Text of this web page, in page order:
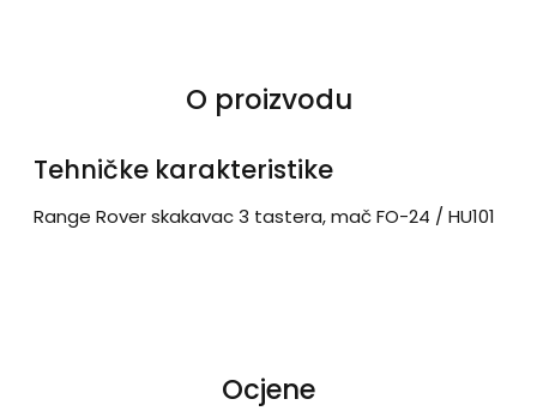
O proizvodu
Tehničke karakteristike
Range Rover skakavac 3 tastera, mač FO-24 / HU101
Ocjene